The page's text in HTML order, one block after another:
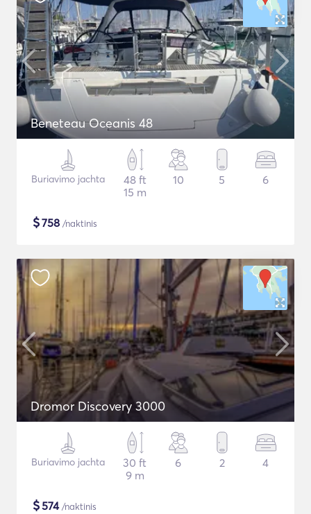
Beneteau Oceanis 48
Buriavimo jachta
48 ft
15 m
10 5 6
$758 /naktinis
Dromor Discovery 3000
Buriavimo jachta
30 ft
9 m
6 2 4
$574/naktinis